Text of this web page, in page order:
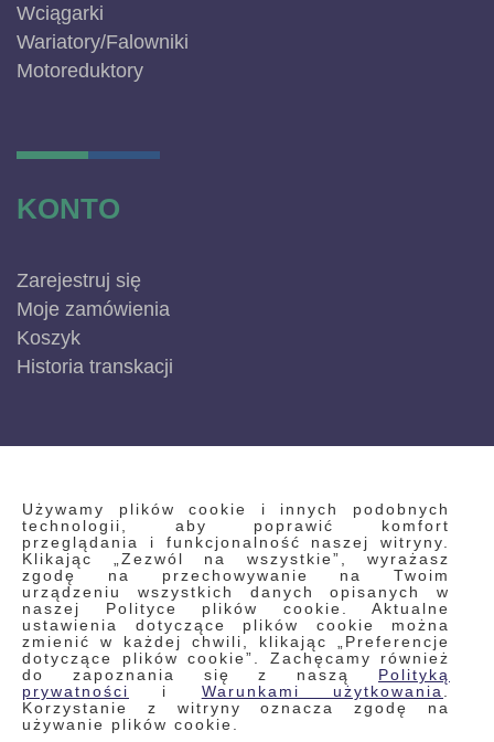
Używamy plików cookie i innych podobnych
technologii, aby poprawić komfort
przeglądania i funkcjonalność naszej witryny.
Klikając „Zezwól na wszystkie”, wyrażasz
zgodę na przechowywanie na Twoim
urządzeniu wszystkich danych opisanych w
naszej Polityce plików cookie. Aktualne
ustawienia dotyczące plików cookie można
zmienić w każdej chwili, klikając „Preferencje
dotyczące plików cookie”. Zachęcamy również
do zapoznania się z naszą Polityką
prywatności
i Warunkami użytkowania
Korzystanie z witryny oznacza zgodę na
używanie plików cookie.
Wciągarki
Wariatory/Falowniki
Motoreduktory
KONTO
Zarejestruj się
Moje zamówienia
Koszyk
Historia transkacji
INFORMACJE
Regulamin
Polityka prywatności i pliki cookie
Wyszukiwane frazy
Wyszukiwanie zaawansowane
Zamówienia
Skontaktuj się z nami